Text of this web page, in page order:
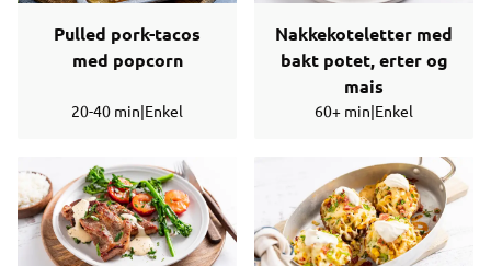
Pulled pork-tacos
med popcorn
20-40 min|Enkel
Nakkekoteletter med
bakt potet, erter og
mais
60+ min|Enkel